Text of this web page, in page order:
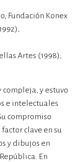
Fundación Konex
Artes (1998);
compleja, y estuvo
e intelectuales
compromiso
clave en su
y dibujos en
En